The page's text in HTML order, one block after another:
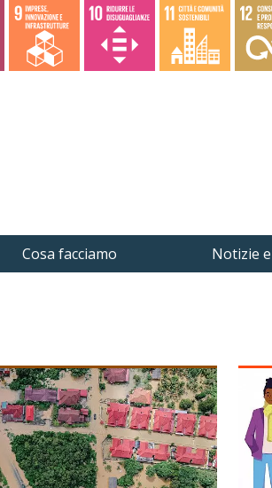
Cosa facciamo Notizie